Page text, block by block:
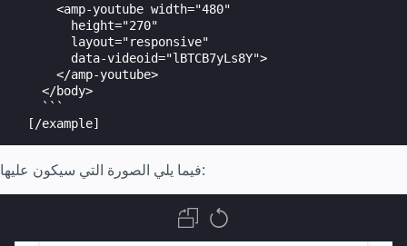
      <amp-youtube width="480"
        height="270"
        layout="responsive"
        data-videoid="lBTCB7yLs8Y">
      </amp-youtube>
    </body>
    ```
  [/example]
فيما يلي الصورة التي سيكون عليها: